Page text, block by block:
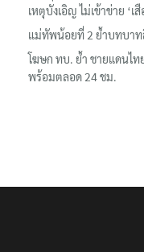
เหตุบังเอิญ ไม่เข้าข่าย ‘เ
แม่ทัพน้อยที่ 2 ย้ำบทบา
โฆษก ทบ. ย้ำ ชายแดนไท
พร้อมตลอด 24 ชม.